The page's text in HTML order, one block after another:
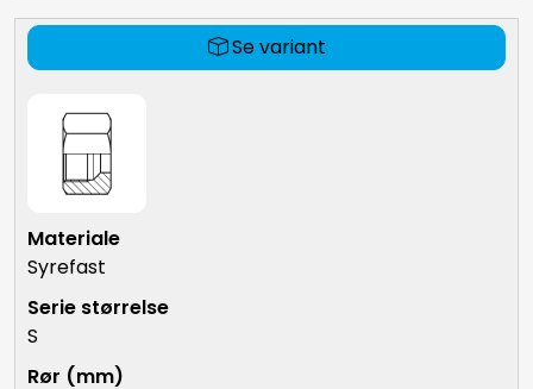
Se variant
Syrefast
S